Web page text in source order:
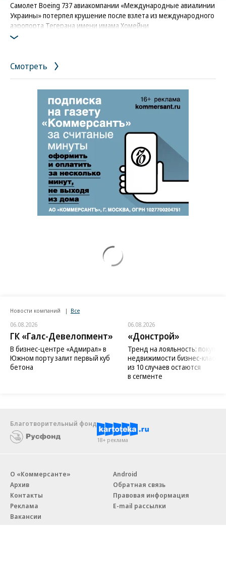
Самолет Boeing 737 авиакомпании «Международные авиалинии
Украины» потерпел крушение после взлета из международного
аэропорта Тегерана имени имама Хомейни
Фото: Reuters / Iran Press
Смотреть
Новости компаний Все
06.08.2026
ГК «Галс-Девелопмент»
В бизнес-центре «Адмирал» в
Южном порту залит первый куб
бетона
06.08.2026
«Донстрой»
Тренд на лояльность:
недвижимости бизнес-класса
из 10 случаев остаются
в сегменте
Благотворительный фонд
18+ реклама
О «Коммерсанте»
Архив
Контакты
Реклама
Вакансии
Android
Обратная связь
Правовая информация
E-mail рассылки